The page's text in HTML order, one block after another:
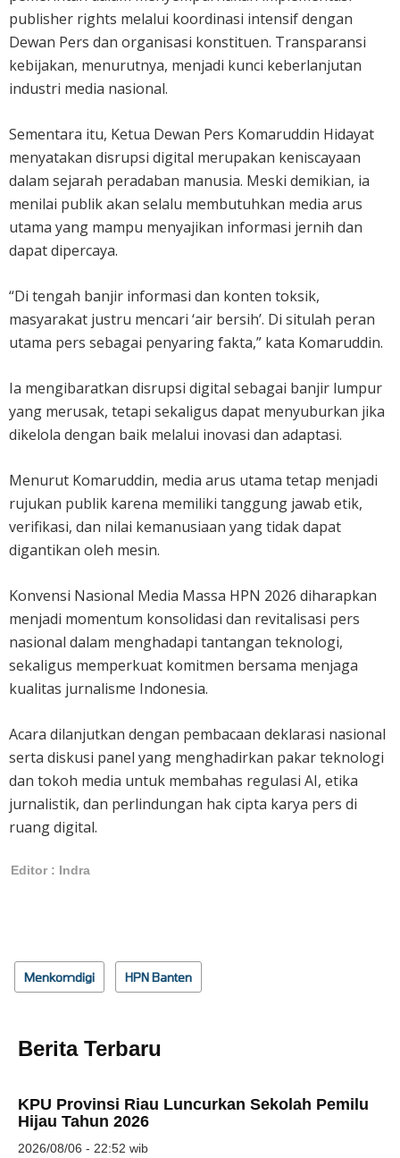
publisher rights melalui koordinasi intensif dengan
Dewan Pers dan organisasi konstituen. Transparansi
kebijakan, menurutnya, menjadi kunci keberlanjutan
industri media nasional.
Sementara itu, Ketua Dewan Pers Komaruddin Hidayat
menyatakan disrupsi digital merupakan keniscayaan
dalam sejarah peradaban manusia. Meski demikian, ia
menilai publik akan selalu membutuhkan media arus
utama yang mampu menyajikan informasi jernih dan
dapat dipercaya.
“Di tengah banjir informasi dan konten toksik,
masyarakat justru mencari ‘air bersih’. Di situlah peran
utama pers sebagai penyaring fakta,” kata Komaruddin.
Ia mengibaratkan disrupsi digital sebagai banjir lumpur
yang merusak, tetapi sekaligus dapat menyuburkan jika
dikelola dengan baik melalui inovasi dan adaptasi.
Menurut Komaruddin, media arus utama tetap menjadi
rujukan publik karena memiliki tanggung jawab etik,
verifikasi, dan nilai kemanusiaan yang tidak dapat
digantikan oleh mesin.
Konvensi Nasional Media Massa HPN 2026 diharapkan
menjadi momentum konsolidasi dan revitalisasi pers
nasional dalam menghadapi tantangan teknologi,
sekaligus memperkuat komitmen bersama menjaga
kualitas jurnalisme Indonesia.
Acara dilanjutkan dengan pembacaan deklarasi nasional
serta diskusi panel yang menghadirkan pakar teknologi
dan tokoh media untuk membahas regulasi AI, etika
jurnalistik, dan perlindungan hak cipta karya pers di
ruang digital.
Editor : Indra
Menkomdigi HPN Banten
Berita Terbaru
KPU Provinsi Riau Luncurkan Sekolah Pemilu
Hijau Tahun 2026
2026/08/06 - 22:52 wib